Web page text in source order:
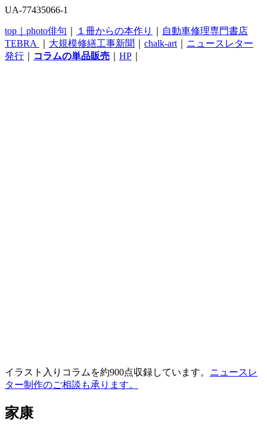
UA-77435066-1
top｜ photo俳句 １冊からの本作り
自動車修理専門書店
TEBRA
大規模修繕工事新聞 chalk-art
ニュースレター
発行
コラムの単品販売 HP
イラスト入りコラムを約900点収録しています。 ニュースレ
ター制作のご相談も承ります。
家康